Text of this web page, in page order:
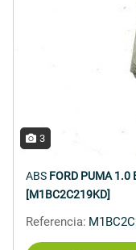
3
ABS FORD PUMA 1.0
[M1BC2C219KD]
Referencia: